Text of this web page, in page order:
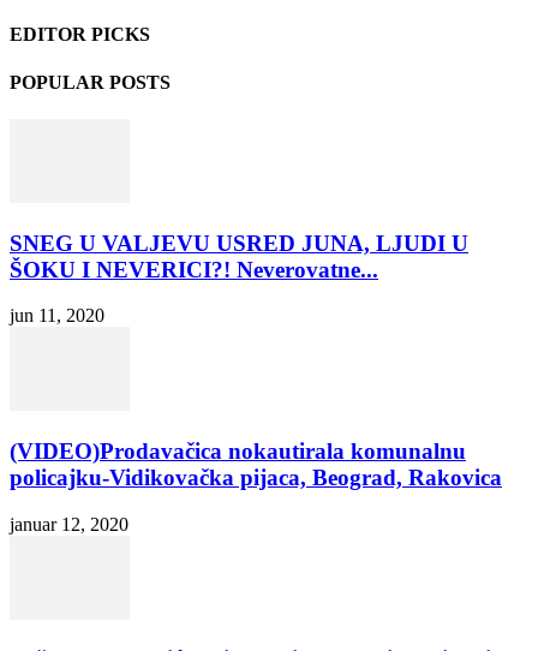
EDITOR PICKS
POPULAR POSTS
SNEG U VALJEVU USRED JUNA, LJUDI U
ŠOKU I NEVERICI?! Neverovatne...
jun 11, 2020
(VIDEO)Prodavačica nokautirala komunalnu
policajku-Vidikovačka pijaca, Beograd, Rakovica
januar 12, 2020